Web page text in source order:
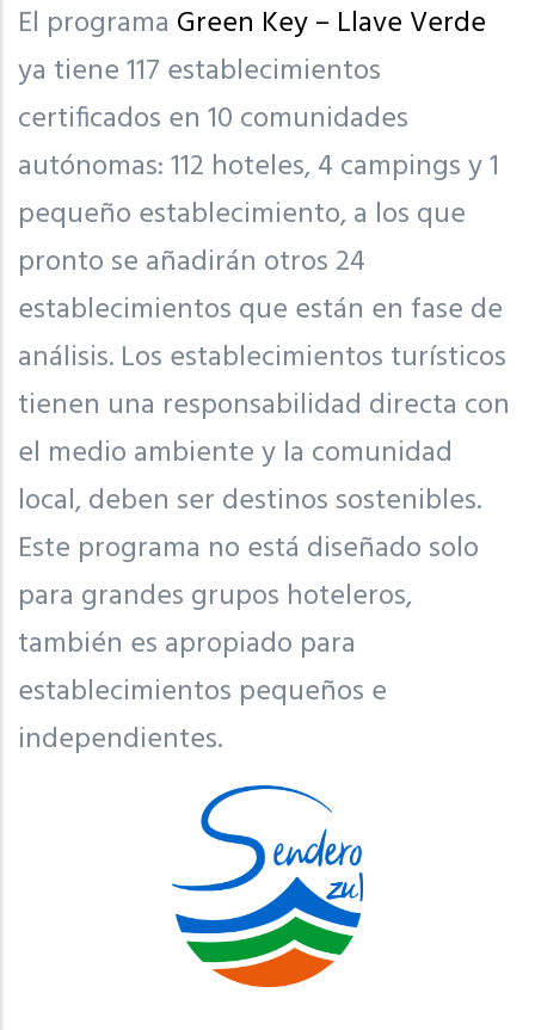
El programa Green Key – Llave Verde
ya tiene 117 establecimientos
certificados en 10 comunidades
autónomas: 112 hoteles, 4 campings y 1
pequeño establecimiento, a los que
pronto se añadirán otros 24
establecimientos que están en fase de
análisis. Los establecimientos turísticos
tienen una responsabilidad directa con
el medio ambiente y la comunidad
local, deben ser destinos sostenibles.
Este programa no está diseñado solo
para grandes grupos hoteleros,
también es apropiado para
establecimientos pequeños e
independientes.